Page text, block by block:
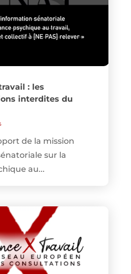
: les
interdites du
de la mission
sur la
au...